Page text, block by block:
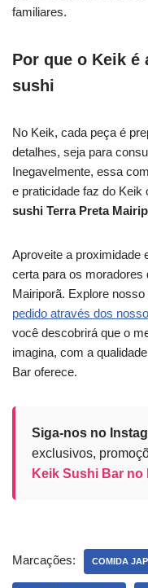
familiares.
Por que o Keik é
sushi
No Keik, cada peça é
detalhes, seja para
Inegavelmente, essa
e praticidade faz do Keik
sushi Terra Preta
Aproveite a proximidade
certa para os moradores
Mairiporã. Explore
pedido através dos
você descobrirá que o
imagina, com a
Bar oferece.
Siga-nos no
exclusivos,
Keik Sushi Bar no
Marcações: COMIDA